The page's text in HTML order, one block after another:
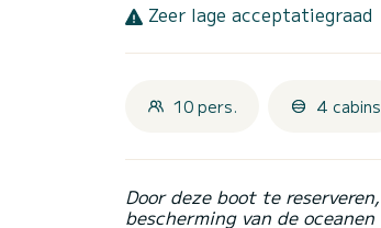
Zeer lage acceptatiegraad
10 pers. 4 cabins
Door deze boot te
bescherming van de